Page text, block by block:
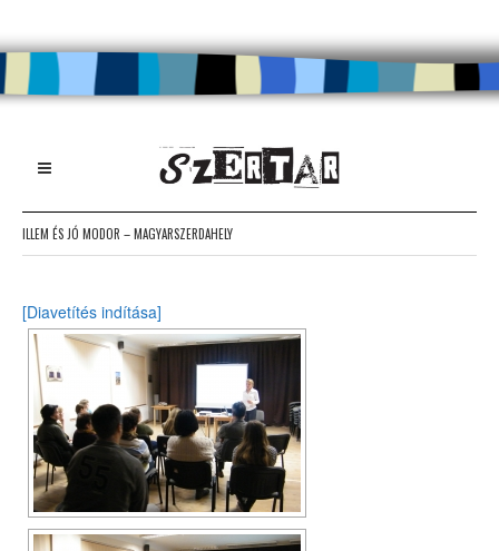
ILLEM ÉS JÓ MODOR – MAGYARSZERDAHELY
[Diavetítés indítása]